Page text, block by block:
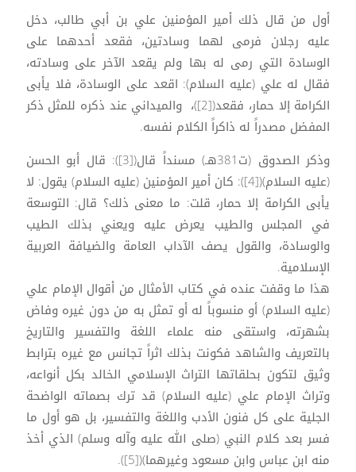
أول من قال ذلك أمير المؤمنين علي بن أبي طالب، دخل
عليه رجلان فرمى لهما وسادتين، فقعد أحدهما على
الوسادة التي رمى له بها ولم يقعد الآخر على وسادته،
فقال له علي (عليه السلام): اقعد على الوسادة، فلا يأبى
الكرامة إلا حمار، فقعد([2])، والميداني عند ذكره للمثل ذكر
المفضل مصدراً له ذاكراً الكلام نفسه.
وذكر الصدوق (ت381هـ) مسنداً قال([3]): قال أبو الحسن
(عليه السلام)([4]): كان أمير المؤمنين (عليه السلام) يقول: لا
يأبى الكرامة إلا حمار، قلت: ما معنى ذلك؟ قال: التوسعة
في المجلس والطيب يعرض عليه ويعني بذلك الطيب
والوسادة، والقول يصف الآداب العامة والضيافة العربية
الإسلامية.
هذا ما وقفت عنده في كتاب الأمثال من أقوال الإمام علي
(عليه السلام) أو منسوباً له أو تمثل به من دون غيره وفاض
بشهرته، واستقى منه علماء اللغة والتفسير والتاريخ
بالتعريف والشاهد فكونت بذلك اثراً تجانس مع غيره بترابط
وثيق لتكون بحلقاتها التراث الإسلامي الخالد بكل أنواعه،
وتراث الإمام علي (عليه السلام) قد ترك بصماته الواضحة
الجلية على كل فنون الأدب واللغة والتفسير، بل هو أول ما
فسر بعد كلام النبي (صلى الله عليه وآله وسلم) الذي أخذ
منه ابن عباس وابن مسعود وغيرهما)([5]).